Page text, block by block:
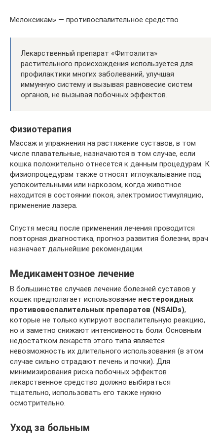
Мелоксикам» — противоспалительное средство
Лекарственный препарат «Фитоэлита»
растительного происхождения используется для
профилактики многих заболеваний, улучшая
иммунную систему и вызывая равновесие систем
органов, не вызывая побочных эффектов.
Физиотерапия
Массаж и упражнения на растяжение суставов, в том
числе плавательные, назначаются в том случае, если
кошка положительно отнесется к данным процедурам. К
физиопроцедурам также относят иглоукалывание под
успокоительными или наркозом, когда животное
находится в состоянии покоя, электромиостимуляцию,
применение лазера.
Спустя месяц после применения лечения проводится
повторная диагностика, прогноз развития болезни, врач
назначает дальнейшие рекомендации.
Медикаментозное лечение
В большинстве случаев лечение болезней суставов у
кошек предполагает использование нестероидных
противовоспалительных препаратов (NSAIDs),
которые не только купируют воспалительную реакцию,
но и заметно снижают интенсивность боли. Основным
недостатком лекарств этого типа является
невозможность их длительного использования (в этом
случае сильно страдают печень и почки). Для
минимизирования риска побочных эффектов
лекарственное средство должно выбираться
тщательно, использовать его также нужно
осмотрительно.
Уход за больным